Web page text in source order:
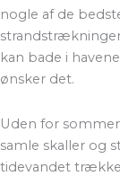
nogle af de
kan bade i
ønsker det.
Uden for
samle skaller og
tidevandet